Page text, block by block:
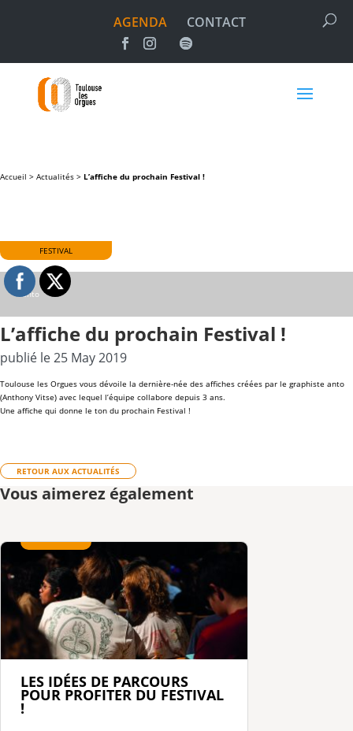
AGENDA CONTACT
Accueil > Actualités > L’affiche du prochain Festival !
©anto
FESTIVAL
L’affiche du prochain Festival !
publié le 25 May 2019
Toulouse les Orgues vous dévoile la dernière-née des affiches créées par le graphiste anto
(Anthony Vitse) avec lequel l’équipe collabore depuis 3 ans.
Une affiche qui donne le ton du prochain Festival !
RETOUR AUX ACTUALITÉS
Vous aimerez également
LES IDÉES DE PARCOURS
POUR PROFITER DU FESTIVAL
!